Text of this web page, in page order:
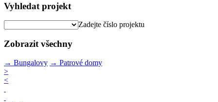
Vyhledat projekt
Zadejte číslo projektu
Zobrazit všechny
→ Bungalovy → Patrové domy
>
<